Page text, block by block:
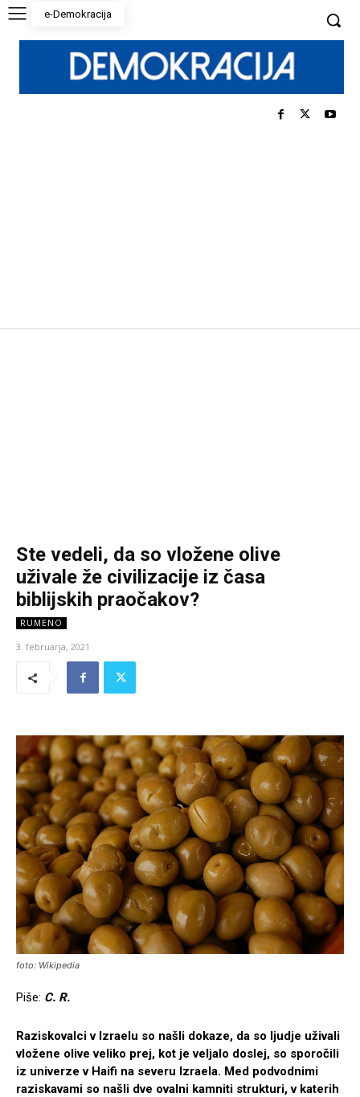
e-Demokracija
Ste vedeli, da so vložene olive
uživale že civilizacije iz časa
biblijskih praočakov?
RUMENO
3. februarja, 2021
foto: Wikipedia
Piše: C. R.
Raziskovalci v Izraelu so našli dokaze, da so ljudje uživali
vložene olive veliko prej, kot je veljalo doslej, so sporočili
iz univerze v Haifi na severu Izraela. Med podvodnimi
raziskavami so našli dve ovalni kamniti strukturi, v katerih